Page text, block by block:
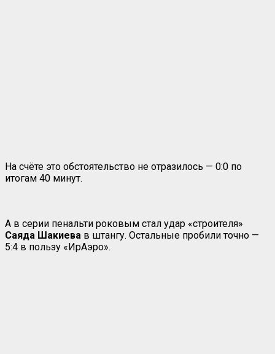
На счёте это обстоятельство не отразилось — 0:0 по
итогам 40 минут.
А в серии пенальти роковым стал удар «строителя»
Саяда Шакиева в штангу. Остальные пробили точно —
5:4 в пользу «ИрАэро».